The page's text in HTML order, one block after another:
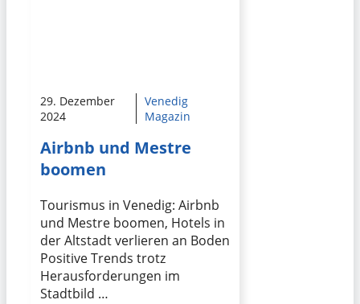
29. Dezember
2024
Venedig
Magazin
Airbnb und Mestre
boomen
Tourismus in Venedig: Airbnb
und Mestre boomen, Hotels in
der Altstadt verlieren an Boden
Positive Trends trotz
Herausforderungen im
Stadtbild …